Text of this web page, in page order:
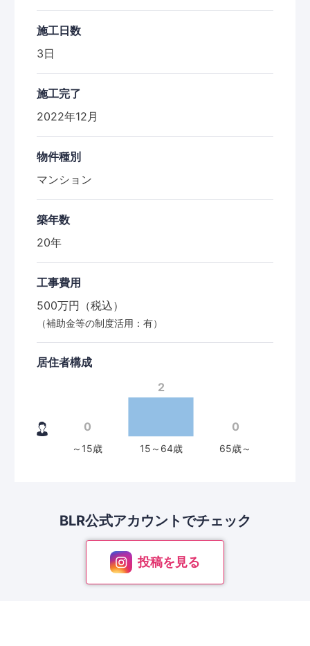
施工日数
3日
施工完了
2022年12月
物件種別
マンション
築年数
20年
工事費用
500万円（税込）
（補助金等の制度活用：有）
居住者構成
BLR公式アカウントでチェック
投稿を見る